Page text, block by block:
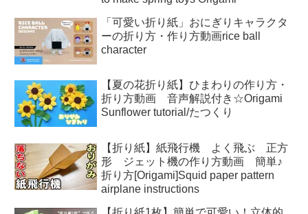
「可愛い折り紙」おにぎりキャラクタ
ーの折り方・作り方動画rice ball
character
【夏の花折り紙】ひまわりの作り方・
折り方動画 音声解説付き☆Origami
Sunflower tutorial/たつくり
【折り紙】紙飛行機 よく飛ぶ 正方
形 ジェット機の作り方動画 簡単♪
折り方[Origami]Squid paper pattern
airplane instructions